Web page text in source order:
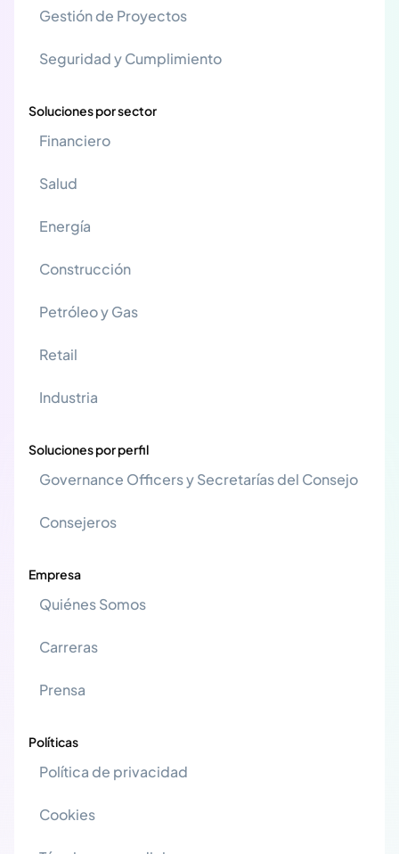
Gestión de Proyectos
Seguridad y Cumplimiento
Soluciones por sector
Financiero
Salud
Energía
Construcción
Petróleo y Gas
Retail
Industria
Soluciones por perfil
Governance Officers y Secretarías del Consejo
Consejeros
Empresa
Quiénes Somos
Carreras
Prensa
Políticas
Política de privacidad
Cookies